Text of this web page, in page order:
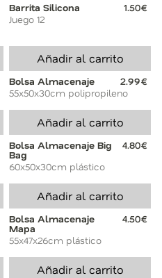
Barrita Silicona
1.50€
Juego 12
Añadir al carrito
Bolsa Almacenaje
2.99€
55x50x30cm polipropileno
Añadir al carrito
Bolsa Almacenaje Big
Bag
4.80€
60x50x30cm plástico
Añadir al carrito
Bolsa Almacenaje
Mapa
4.50€
55x47x26cm plástico
Añadir al carrito